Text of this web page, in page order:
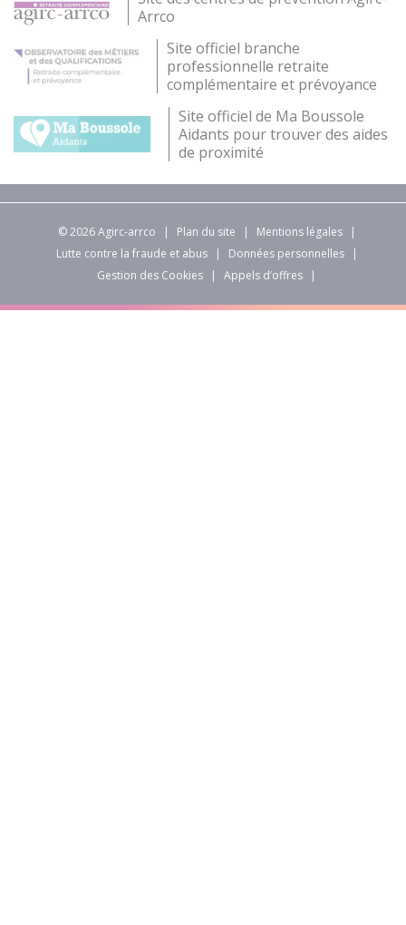
Arrco
Site officiel branche
professionnelle retraite
complémentaire et prévoyance
Site officiel de Ma Boussole
Aidants pour trouver des aides
de proximité
© 2026 Agirc-arrco | Plan du site | Mentions légales
|
Lutte contre la fraude et abus
| Données personnelles
|
Gestion des Cookies
| Appels d’offres |